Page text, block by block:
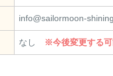
info@sailormoon-
なし ※今後変更する可